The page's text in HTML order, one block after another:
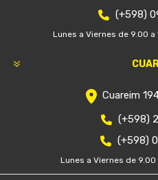
(+598)
Lunes a Viernes de 9.00 a
Cuareim
(+598)
(+598)
Lunes a Viernes de 9.00